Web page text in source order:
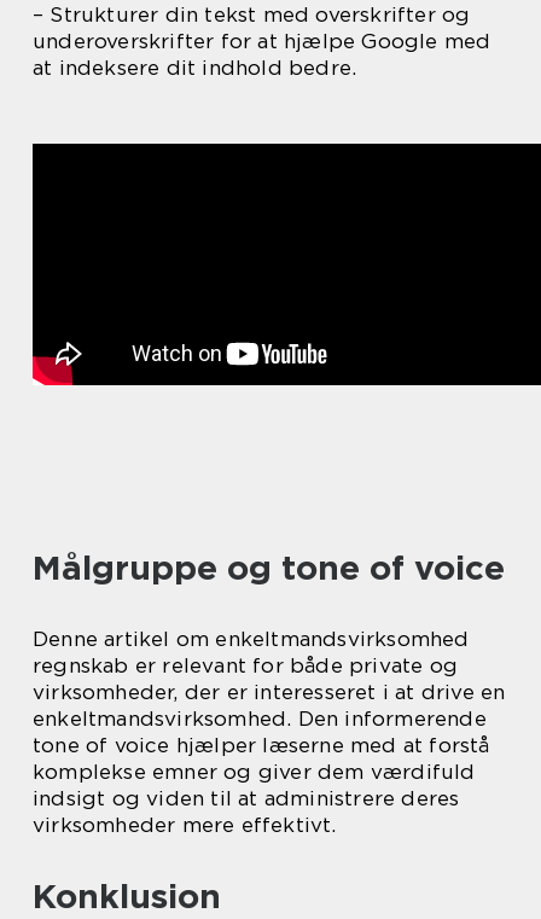
– Strukturer din tekst med overskrifter og
underoverskrifter for at hjælpe Google med
at indeksere dit indhold bedre.
Målgruppe og tone of voice
Denne artikel om enkeltmandsvirksomhed
regnskab er relevant for både private og
virksomheder, der er interesseret i at drive en
enkeltmandsvirksomhed. Den informerende
tone of voice hjælper læserne med at forstå
komplekse emner og giver dem værdifuld
indsigt og viden til at administrere deres
virksomheder mere effektivt.
Konklusion